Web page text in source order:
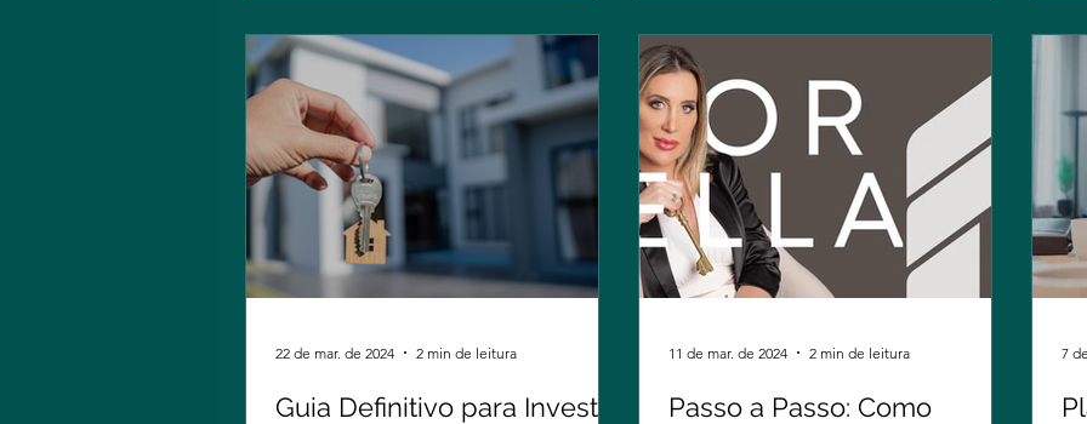
Guia Definitivo para Investir
22 de mar. de 2024 2 min de leitura
Passo a Passo: Como
11 de mar. de 2024 2 min de leitura 7